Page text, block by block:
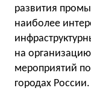
развития
наиболее
на
мероприятий
городах России.